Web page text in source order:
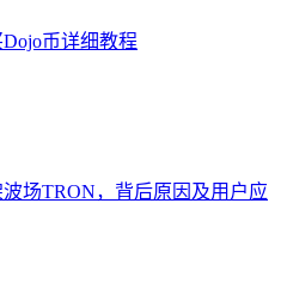
币详细教程
场TRON，背后原因及用户应